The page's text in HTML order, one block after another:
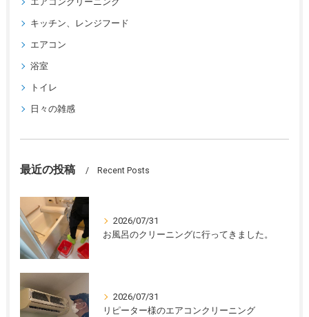
キッチン、レンジフード
エアコン
浴室
トイレ
日々の雑感
最近の投稿 Recent Posts
2026/07/31
お風呂のクリーニングに行ってきました。
2026/07/31
リピーター様のエアコンクリーニング